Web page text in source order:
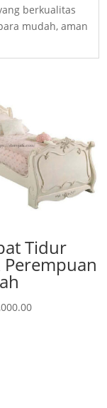
berkualitas
mudah, aman
Tidur
Perempuan